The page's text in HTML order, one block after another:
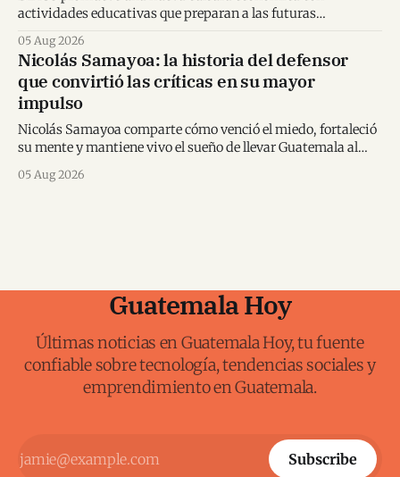
actividades educativas que preparan a las futuras
05 Aug 2026
Nicolás Samayoa: la historia del defensor
que convirtió las críticas en su mayor
impulso
Nicolás Samayoa comparte cómo venció el miedo, fortaleció
su mente y mantiene vivo el sueño de llevar Guatemala al
05 Aug 2026
Guatemala Hoy
Últimas noticias en Guatemala Hoy, tu fuente
confiable sobre tecnología, tendencias sociales y
emprendimiento en Guatemala.
Subscribe